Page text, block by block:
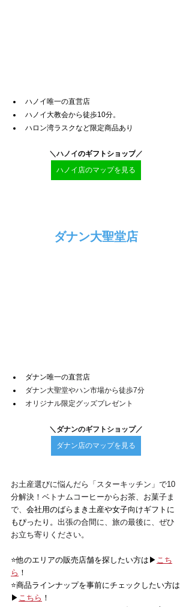
ハノイ唯一の直営店
ハノイ大教会から徒歩10分。
ハロン湾ラスクなど限定商品あり
＼ハノイのギフトショップ ／
ハノイ店のマップを見る
ダナン大聖堂店
ダナン唯一の直営店
ダナン大聖堂やハン市場から徒歩7分
オリジナル限定グッズプレゼント
＼ダナンのギフトショップ／
ダナン店のマップを見る
お土産選びに悩んだら「スターキッチン」で10
分解決！ベトナムコーヒーからお茶、お菓子ま
で、 会社用のばらまき土産や女子向けギフトに
もぴったり。 出張の合間に、旅の最後に、ぜひ
お立ち寄りください。
⭐️他のエリアの販売店舗を探したい方は▶ こち
ら ！
⭐️商品ラインナップを事前にチェックしたい方は
▶ こちら ！